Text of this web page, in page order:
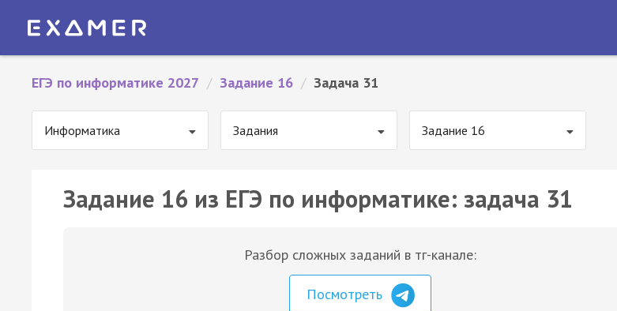
ЕГЭ по информатике 2027 / Задание 16 / Задача 31
Информатика Задания Задание 16
Задание 16 из ЕГЭ по информатике: задача 31
Разбор сложных заданий в тг-канале:
Посмотреть